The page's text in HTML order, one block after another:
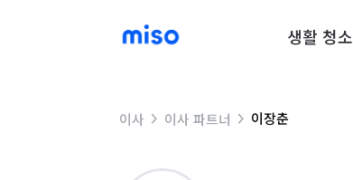
생활 청소
이사 이사 파트너 이장춘